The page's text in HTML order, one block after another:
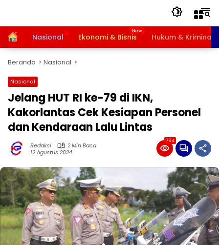
HomeNasional Ekonomi & Bisnis Hukum & Kriminal
Beranda Nasional
Nasional
Jelang HUT RI ke-79 di IKN,
Kakorlantas Cek Kesiapan Personel
dan Kendaraan Lalu Lintas
Redaksi
2 Min Baca
12 Agustus 2024
794